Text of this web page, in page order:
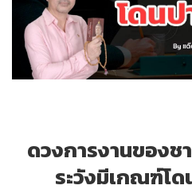
ดวงการงานของช
ระวังมีเกณฑ์โ